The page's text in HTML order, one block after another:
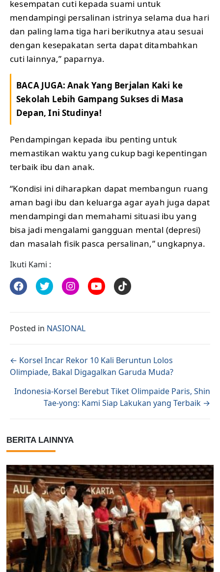
kesempatan cuti kepada suami untuk
mendampingi persalinan istrinya selama dua hari
dan paling lama tiga hari berikutnya atau sesuai
dengan kesepakatan serta dapat ditambahkan
cuti lainnya,” paparnya.
BACA JUGA:Anak Yang Berjalan Kaki ke
Sekolah Lebih Gampang Sukses di Masa
Depan, Ini Studinya!
Pendampingan kepada ibu penting untuk
memastikan waktu yang cukup bagi kepentingan
terbaik ibu dan anak.
“Kondisi ini diharapkan dapat membangun ruang
aman bagi ibu dan keluarga agar ayah juga dapat
mendampingi dan memahami situasi ibu yang
bisa jadi mengalami gangguan mental (depresi)
dan masalah fisik pasca persalinan,” ungkapnya.
Ikuti Kami :
Posted in NASIONAL
Posts navigation
← Korsel Incar Rekor 10 Kali Beruntun Lolos
Olimpiade, Bakal Digagalkan Garuda Muda?
Indonesia-Korsel Berebut Tiket Olimpaide Paris, Shin
Tae-yong: Kami Siap Lakukan yang Terbaik →
BERITA LAINNYA